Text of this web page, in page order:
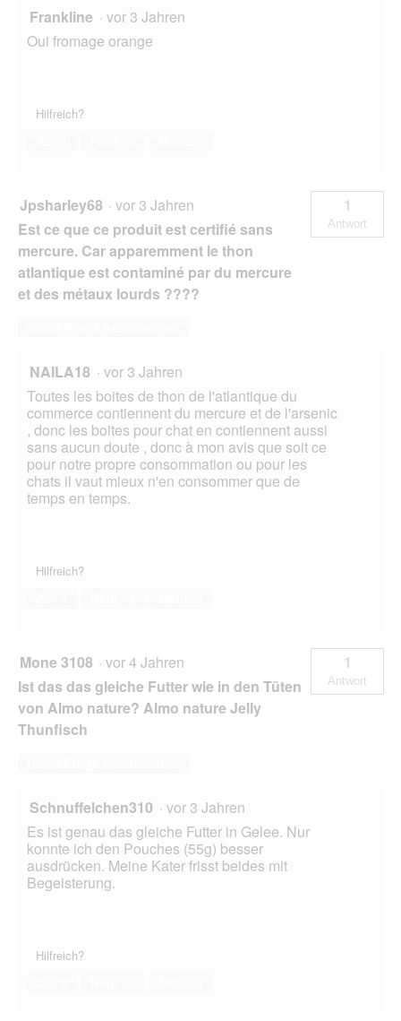
Frankline · vor 3 Jahren
Oui fromage orange
Hilfreich?
Jpsharley68 · vor 3 Jahren
Est ce que ce produit est certifié sans
mercure. Car apparemment le thon
atlantique est contaminé par du mercure
et des métaux lourds ????
1
Antwort
NAILA18 · vor 3 Jahren
Toutes les boites de thon de l'atlantique du
commerce contiennent du mercure et de l'arsenic
, donc les boites pour chat en contiennent aussi
sans aucun doute , donc à mon avis que soit ce
pour notre propre consommation ou pour les
chats il vaut mieux n'en consommer que de
temps en temps.
Hilfreich?
Mone 3108 · vor 4 Jahren
Ist das das gleiche Futter wie in den Tüten
von Almo nature? Almo nature Jelly
Thunfisch
1
Antwort
Schnuffelchen310 · vor 3 Jahren
Es ist genau das gleiche Futter in Gelee. Nur
konnte ich den Pouches (55g) besser
ausdrücken. Meine Kater frisst beides mit
Begeisterung.
Hilfreich?